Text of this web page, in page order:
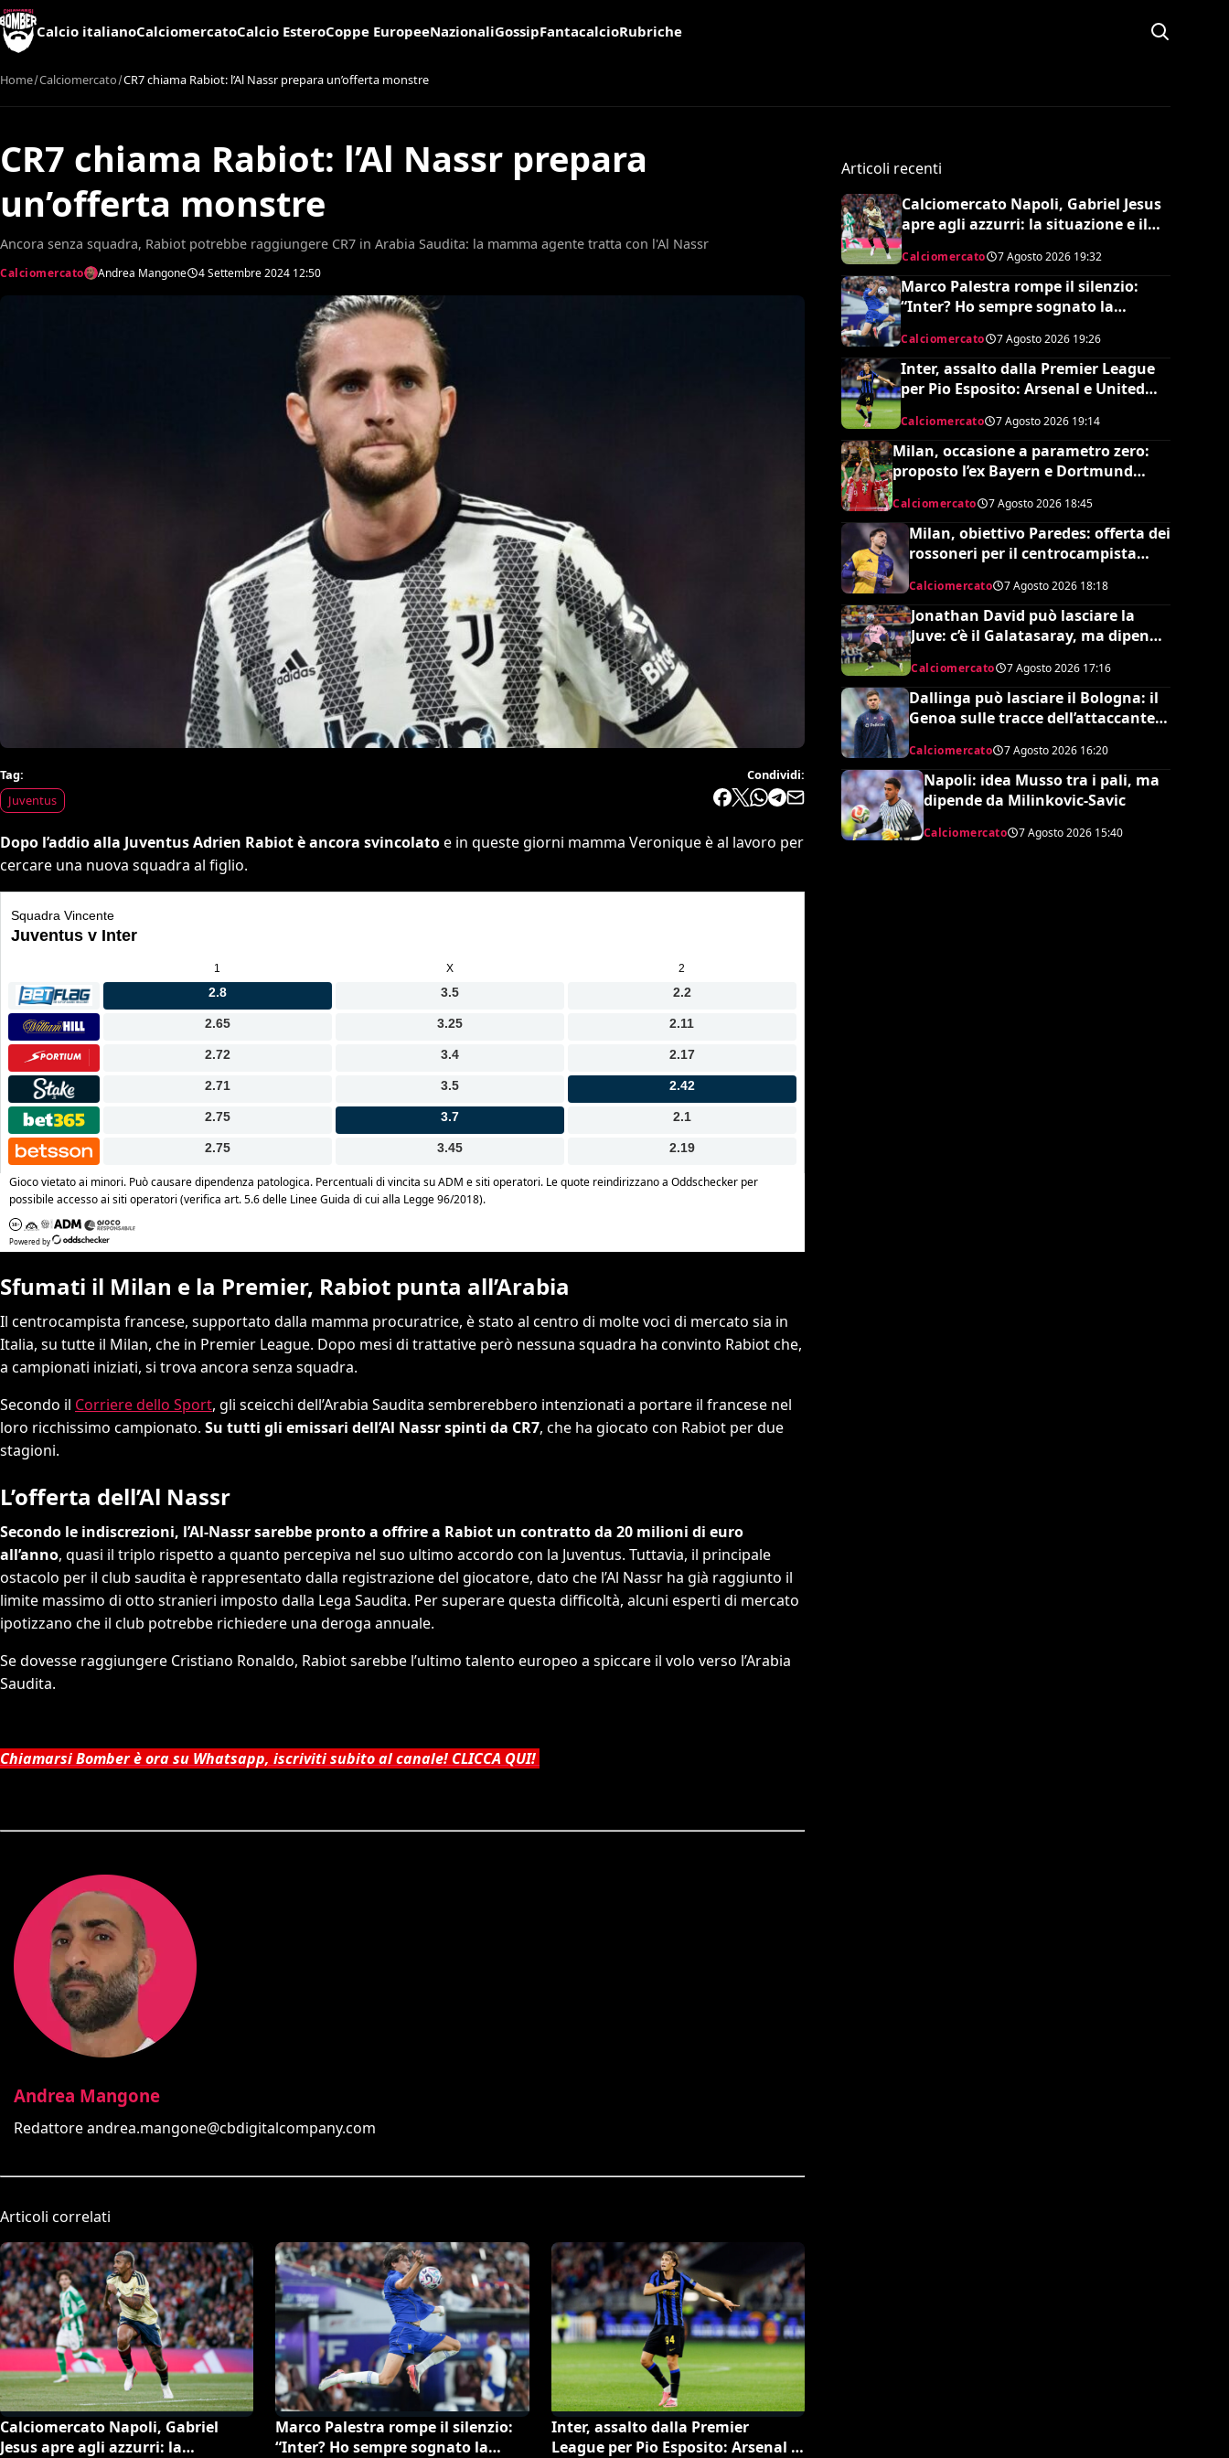
Calcio italianoCalciomercatoCalcio EsteroCoppe EuropeeNazionaliGossipFantacalcioRubriche
Home Calciomercato CR7 chiama Rabiot: l’Al Nassr prepara un’offerta monstre
CR7 chiama Rabiot: l’Al Nassr prepara
un’offerta monstre
Ancora senza squadra, Rabiot potrebbe raggiungere CR7 in Arabia Saudita: la mamma agente tratta con l'Al Nassr
Calciomercato Andrea Mangone 4 Settembre 2024 12:50
Tag:
Juventus
Condividi:
Dopo l’addio alla Juventus Adrien Rabiot è ancora svincolatoe in queste giorni mamma Veronique è al lavoro per
cercare una nuova squadra al figlio.
Sfumati il Milan e la Premier, Rabiot punta all’Arabia
Il centrocampista francese, supportato dalla mamma procuratrice, è stato al centro di molte voci di mercato sia in
Italia, su tutte il Milan, che in Premier League. Dopo mesi di trattative però nessuna squadra ha convinto Rabiot che,
a campionati iniziati, si trova ancora senza squadra.
Secondo il Corriere dello Sport, gli sceicchi dell’Arabia Saudita sembrerebbero intenzionati a portare il francese nel
loro ricchissimo campionato. Su tutti gli emissari dell’Al Nassr spinti da CR7, che ha giocato con Rabiot per due
stagioni.
L’offerta dell’Al Nassr
Secondo le indiscrezioni, l’Al-Nassr sarebbe pronto a offrire a Rabiot un contratto da 20 milioni di euro
all’anno, quasi il triplo rispetto a quanto percepiva nel suo ultimo accordo con la Juventus. Tuttavia, il principale
ostacolo per il club saudita è rappresentato dalla registrazione del giocatore, dato che l’Al Nassr ha già raggiunto il
limite massimo di otto stranieri imposto dalla Lega Saudita. Per superare questa difficoltà, alcuni esperti di mercato
ipotizzano che il club potrebbe richiedere una deroga annuale.
Se dovesse raggiungere Cristiano Ronaldo, Rabiot sarebbe l’ultimo talento europeo a spiccare il volo verso l’Arabia
Saudita.
Chiamarsi Bomber è ora su Whatsapp, iscriviti subito al canale! CLICCA QUI!
Andrea Mangone
Redattoreandrea.mangone@cbdigitalcompany.com
Articoli correlati
Calciomercato Napoli, Gabriel
Jesus apre agli azzurri: la
Marco Palestra rompe il silenzio:
“Inter? Ho sempre sognato la
Inter, assalto dalla Premier
League per Pio Esposito: Arsenal e
Articoli recenti
Calciomercato Napoli, Gabriel Jesus
apre agli azzurri: la situazione e il
Calciomercato 7 Agosto 2026 19:32
Marco Palestra rompe il silenzio:
“Inter? Ho sempre sognato la
Calciomercato 7 Agosto 2026 19:26
Inter, assalto dalla Premier League
per Pio Esposito: Arsenal e United
pronti al maxi rilancio
Calciomercato 7 Agosto 2026 19:14
Milan, occasione a parametro zero:
proposto l’ex Bayern e Dortmund
modulo
Calciomercato 7 Agosto 2026 18:45
Milan, obiettivo Paredes: offerta dei
rossoneri per il centrocampista
argentino
Calciomercato 7 Agosto 2026 18:18
Jonathan David può lasciare la
Juve: c’è il Galatasaray, ma dipende
Calciomercato 7 Agosto 2026 17:16
Dallinga può lasciare il Bologna: il
Genoa sulle tracce dell’attaccante
olandese
Calciomercato 7 Agosto 2026 16:20
Napoli: idea Musso tra i pali, ma
dipende da Milinkovic-Savic
Calciomercato 7 Agosto 2026 15:40